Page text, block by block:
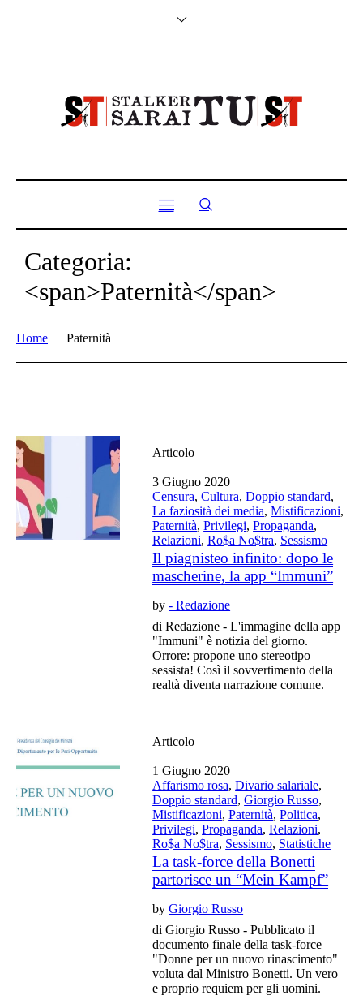
Categoria:
<span>Paternità</span>
Home Paternità
Articolo
3 Giugno 2020
Censura,Cultura,Doppio standard,
La faziosità dei media,Mistificazioni,
Paternità,Privilegi,Propaganda,
Relazioni,Ro$a No$tra, Sessismo
Il piagnisteo infinito: dopo le
mascherine, la app “Immuni”
by- Redazione
di Redazione - L'immagine della app
"Immuni" è notizia del giorno.
Orrore: propone uno stereotipo
sessista! Così il sovvertimento della
realtà diventa narrazione comune.
Articolo
1 Giugno 2020
Affarismo rosa,Divario salariale,
Doppio standard,Giorgio Russo,
Mistificazioni,Paternità,Politica,
Privilegi,Propaganda,Relazioni,
Ro$a No$tra, Sessismo, Statistiche
La task-force della Bonetti
partorisce un “Mein Kampf”
byGiorgio Russo
di Giorgio Russo - Pubblicato il
documento finale della task-force
"Donne per un nuovo rinascimento"
voluta dal Ministro Bonetti. Un vero
e proprio requiem per gli uomini.